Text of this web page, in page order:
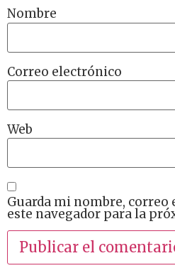
Nombre
Correo electrónico
Web
Guarda mi nombre, correo
este navegador para la